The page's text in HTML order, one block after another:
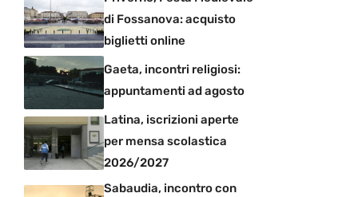
di Fossanova: acquisto
biglietti online
Gaeta, incontri religiosi:
appuntamenti ad agosto
Latina, iscrizioni aperte
per mensa scolastica
2026/2027
Sabaudia, incontro con